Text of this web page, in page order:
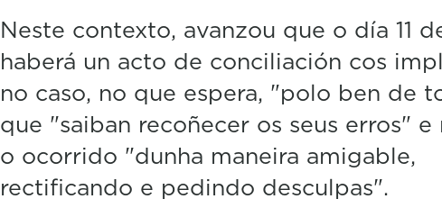
Neste contexto, avanzou que o día 11
haberá un acto de conciliación cos
no caso, no que espera, "polo ben de
que "saiban recoñecer os seus erros" e
o ocorrido "dunha maneira amigable,
rectificando e pedindo desculpas".